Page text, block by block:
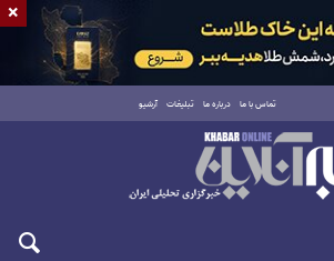
تماس با ما درباره ما تبلیغات آرشیو
۱۵ مرداد ۱۴۰۵
×